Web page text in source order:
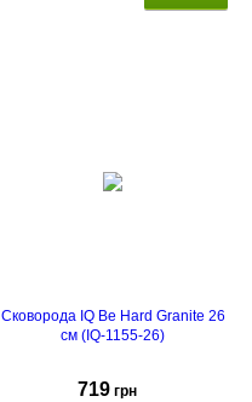
Сковорода IQ Be Hard Granite 26
см (IQ-1155-26)
719 грн